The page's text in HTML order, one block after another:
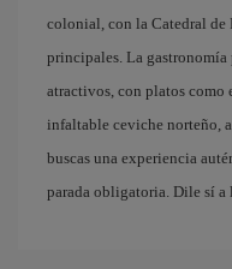
colonial, con la Catedral de
principales. La gastronomía
atractivos, con platos como
infaltable ceviche norteño,
buscas una experiencia
parada obligatoria. Dile sí a